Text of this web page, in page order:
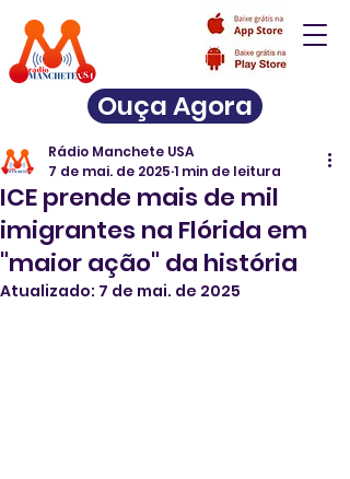
Ouça Agora
ICE prende mais de mil
imigrantes na Flórida em
"maior ação" da história
Rádio Manchete USA
7 de mai. de 2025 1 min de leitura
Atualizado: 7 de mai. de 2025